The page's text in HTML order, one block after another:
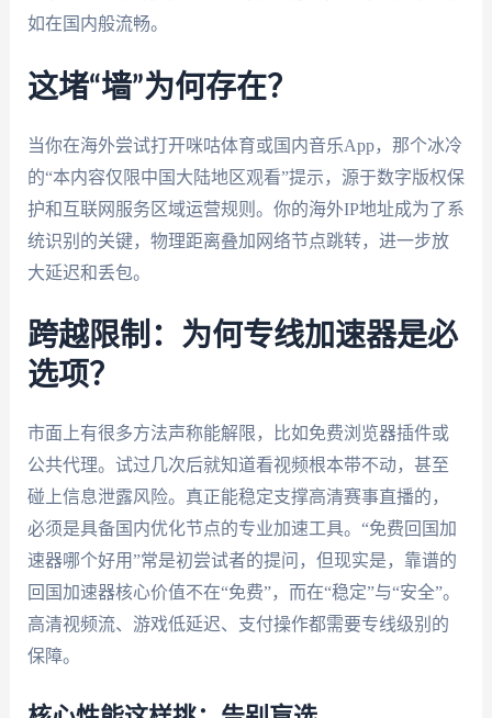
如在国内般流畅。
这堵“墙”为何存在？
当你在海外尝试打开咪咕体育或国内音乐App，那个冰冷
的“本内容仅限中国大陆地区观看”提示，源于数字版权保
护和互联网服务区域运营规则。你的海外IP地址成为了系
统识别的关键，物理距离叠加网络节点跳转，进一步放
大延迟和丢包。
跨越限制：为何专线加速器是必
选项？
市面上有很多方法声称能解限，比如免费浏览器插件或
公共代理。试过几次后就知道看视频根本带不动，甚至
碰上信息泄露风险。真正能稳定支撑高清赛事直播的，
必须是具备国内优化节点的专业加速工具。“免费回国加
速器哪个好用”常是初尝试者的提问，但现实是，靠谱的
回国加速器核心价值不在“免费”，而在“稳定”与“安全”。
高清视频流、游戏低延迟、支付操作都需要专线级别的
保障。